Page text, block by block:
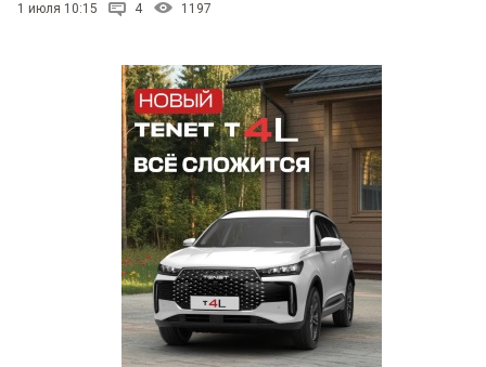
1 июля 10:15 4 1197